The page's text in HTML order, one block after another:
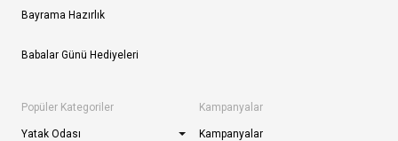
Bayrama Hazırlık
Babalar Günü Hediyeleri
Popüler Kategoriler
Yatak Odası
Kampanyalar
Kampanyalar